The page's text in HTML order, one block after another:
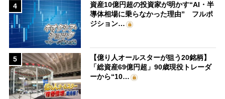
4
資産10億円超の投資家が明かす“AI・半
導体相場に乗らなかった理由” フルポ
ジション…
5
【億り人オールスターが狙う20銘柄】
「総資産69億円超」90歳現役トレーダ
ーから“10…